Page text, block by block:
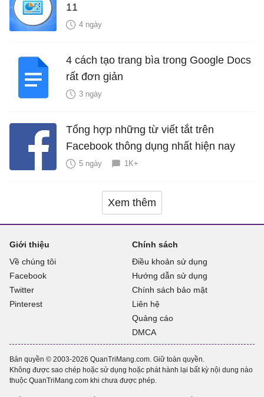
11
4 ngày
4 cách tạo trang bìa trong Google Docs
rất đơn giản
3 ngày
Tổng hợp những từ viết tắt trên
Facebook thông dụng nhất hiện nay
5 ngày 1K+
Xem thêm
Giới thiệu
Về chúng tôi
Facebook
Twitter
Pinterest
Chính sách
Điều khoản sử dụng
Hướng dẫn sử dụng
Chính sách bảo mật
Liên hệ
Quảng cáo
DMCA
Bản quyền © 2003-2026 QuanTriMang.com. Giữ toàn quyền.
Không được sao chép hoặc sử dụng hoặc phát hành lại bất kỳ nội dung nào
thuộc QuanTriMang.com khi chưa được phép.